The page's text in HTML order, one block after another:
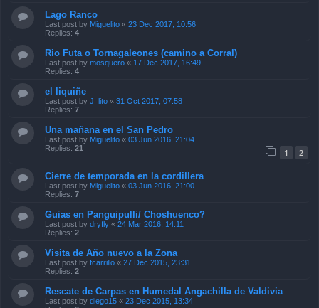
Lago Ranco
Last post by Miguelito « 23 Dec 2017, 10:56
Replies: 4
Rio Futa o Tornagaleones (camino a Corral)
Last post by mosquero « 17 Dec 2017, 16:49
Replies: 4
el liquiñe
Last post by J_lito « 31 Oct 2017, 07:58
Replies: 7
Una mañana en el San Pedro
Last post by Miguelito « 03 Jun 2016, 21:04
Replies: 21 1 2
Cierre de temporada en la cordillera
Last post by Miguelito « 03 Jun 2016, 21:00
Replies: 7
Guias en Panguipulli/ Choshuenco?
Last post by dryfly « 24 Mar 2016, 14:11
Replies: 2
Visita de Año nuevo a la Zona
Last post by fcarrillo « 27 Dec 2015, 23:31
Replies: 2
Rescate de Carpas en Humedal Angachilla de Valdivia
Last post by diego15 « 23 Dec 2015, 13:34